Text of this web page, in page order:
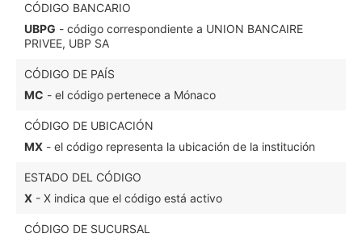
CÓDIGO BANCARIO
UBPG - código correspondiente a UNION BANCAIRE
PRIVEE, UBP SA
CÓDIGO DE PAÍS
MC - el código pertenece a Mónaco
CÓDIGO DE UBICACIÓN
MX - el código representa la ubicación de la institución
ESTADO DEL CÓDIGO
X - X indica que el código está activo
CÓDIGO DE SUCURSAL